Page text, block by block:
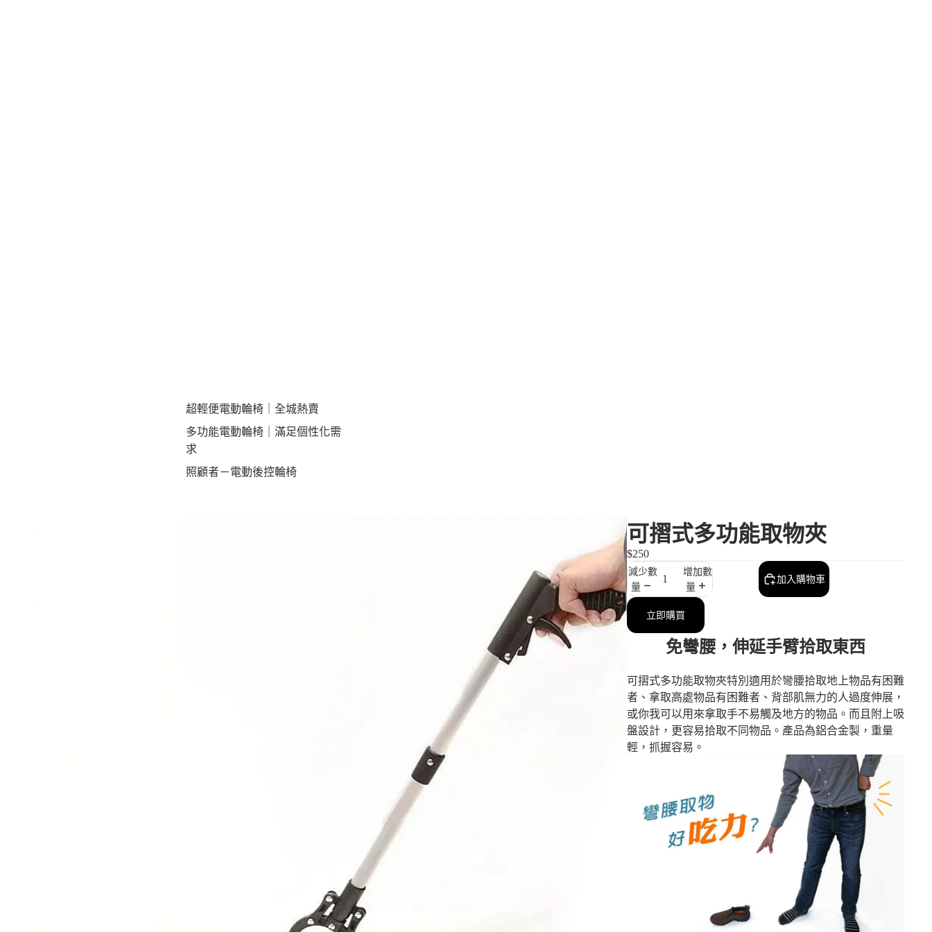
超輕便電動輪椅｜全城熱賣
多功能電動輪椅｜滿足個性化需
求
照顧者－電動後控輪椅
可摺式多功能取物夾
$250
減少數
量
增加數
量
加入購物車
立即購買
免彎腰，伸延手臂拾取東西
可摺式多功能取物夾特別適用於彎腰拾取地上物品有困難
者、拿取高處物品有困難者、背部肌無力的人過度伸展，
或你我可以用來拿取手不易觸及地方的物品 。而且附上吸
盤設計，更容易拾取不同物品。 產品為鋁合金製，重量
輕，抓握容易。